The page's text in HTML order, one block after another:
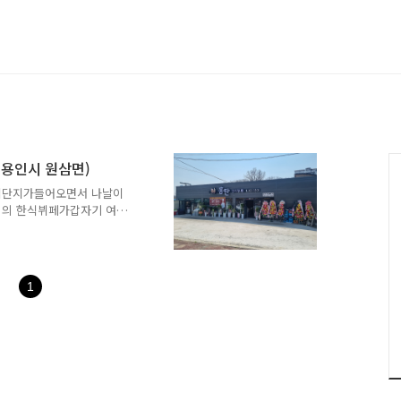
인시 원삼면)
지가들어오면서 나날이
한식뷔페가갑자기 여기
는한식뷔페에 초대를
가요 조금 시간이 걸리고
농부들은 밭을 다 갈아
부리면서천천히 걷다보
1